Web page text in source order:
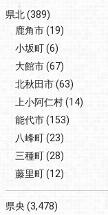
県北(389)
鹿角市(19)
小坂町(6)
大館市(67)
北秋田市(63)
上小阿仁村(14)
能代市(153)
八峰町(23)
三種町(28)
藤里町(12)
県央 (3,478)